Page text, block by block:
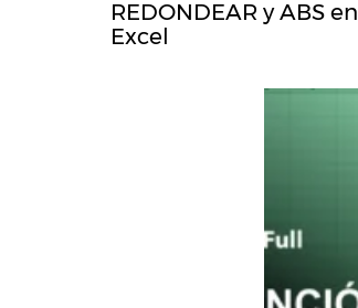
REDONDEAR y ABS en
Excel